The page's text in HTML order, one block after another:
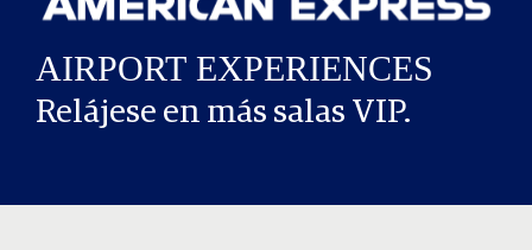
Relájese en más salas VIP.